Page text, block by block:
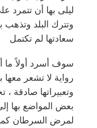
ليلى بها أن تتمرد
وتترك البلد وتذهب
سعادتها لم تكتمل
سوف أسرد أولاً ما
رواية لا تشعر معها
وتعبيراتها صادقة
بعض المواضع بها
لمرض السرطان